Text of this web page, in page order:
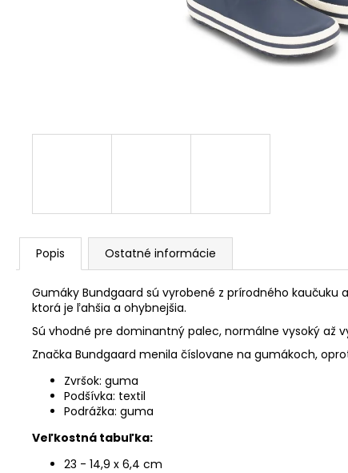
Popis Ostatné informácie
Gumáky Bundgaard sú vyrobené z prírodného
ktorá je ľahšia a ohybnejšia.
Sú vhodné pre dominantný palec, normálne vysoký až
Značka Bundgaard menila číslovane na gumákoch,
Zvršok: guma
Podšívka: textil
Podrážka: guma
Veľkostná tabuľka:
23 - 14,9 x 6,4 cm